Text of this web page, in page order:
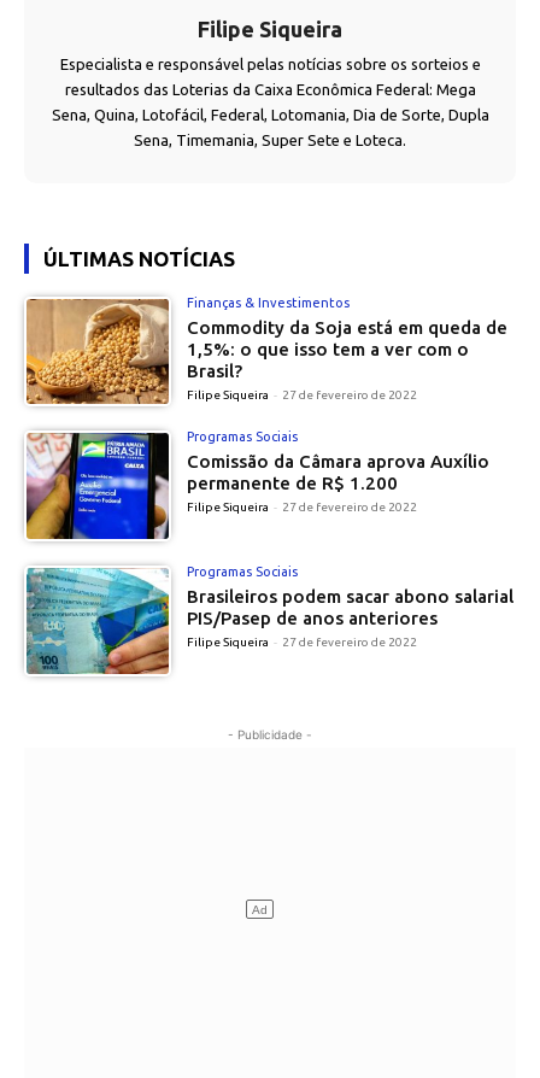
Filipe Siqueira
Especialista e responsável pelas notícias sobre os sorteios e
resultados das Loterias da Caixa Econômica Federal: Mega
Sena, Quina, Lotofácil, Federal, Lotomania, Dia de Sorte, Dupla
Sena, Timemania, Super Sete e Loteca.
ÚLTIMAS NOTÍCIAS
Finanças & Investimentos
Commodity da Soja está em queda de
1,5%: o que isso tem a ver com o
Brasil?
Filipe Siqueira - 27 de fevereiro de 2022
Programas Sociais
Comissão da Câmara aprova Auxílio
permanente de R$ 1.200
Filipe Siqueira - 27 de fevereiro de 2022
Programas Sociais
Brasileiros podem sacar abono salarial
PIS/Pasep de anos anteriores
Filipe Siqueira - 27 de fevereiro de 2022
- Publicidade -